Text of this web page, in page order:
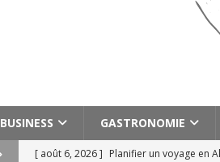
BUSINESS GASTRONOMIE
[ août 6, 2026 ] Planifier un voyage en